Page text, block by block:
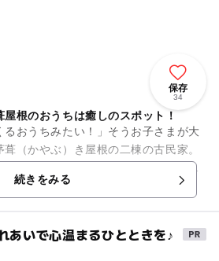
保存
34
根のおうちは癒しのスポット！
おうちみたい！」そうお子さまが大
（かやぶ）き屋根の二棟の古民家。
建てられた大和市最古の「旧小川
て...
続きをみる
あいで心温まるひとときを♪